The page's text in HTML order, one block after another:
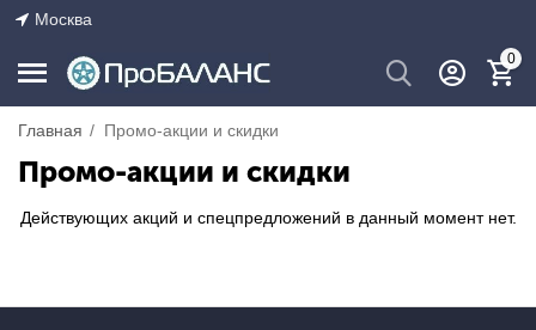
Москва
0
Главная / Промо-акции и скидки
Промо-акции и скидки
Действующих акций и спецпредложений в данный момент нет.